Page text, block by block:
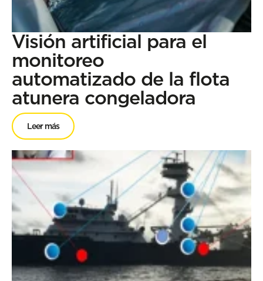
Visión artificial para el
monitoreo
automatizado de la flota
atunera congeladora
Leer más